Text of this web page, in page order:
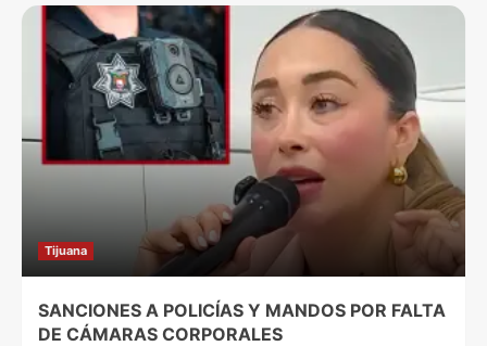
Tijuana
SANCIONES A POLICÍAS Y MANDOS POR FALTA
DE CÁMARAS CORPORALES